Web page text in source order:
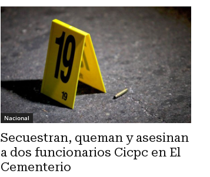
Nacional
Secuestran, queman y asesinan
a dos funcionarios Cicpc en El
Cementerio